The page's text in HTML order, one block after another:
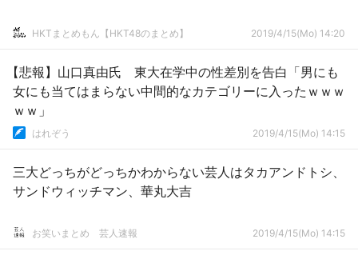
HKTまとめもん【HKT48のまとめ】 2019/4/15(Mo) 14:20
【悲報】山口真由氏 東大在学中の性差別を告白「男にも
女にも当てはまらない中間的なカテゴリーに入ったｗｗｗ
ｗｗ」
はれぞう 2019/4/15(Mo) 14:15
三大どっちがどっちかわからない芸人はタカアンドトシ、
サンドウィッチマン、華丸大吉
お笑いまとめ 芸人速報 2019/4/15(Mo) 14:15